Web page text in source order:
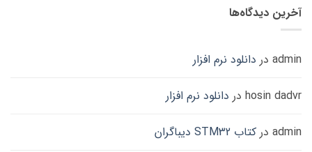
آخرین دیدگاه‌ها
admin در دانلود نرم افزار
hosin dadvr در دانلود نرم افزار
admin در کتاب STM32 دیباگران